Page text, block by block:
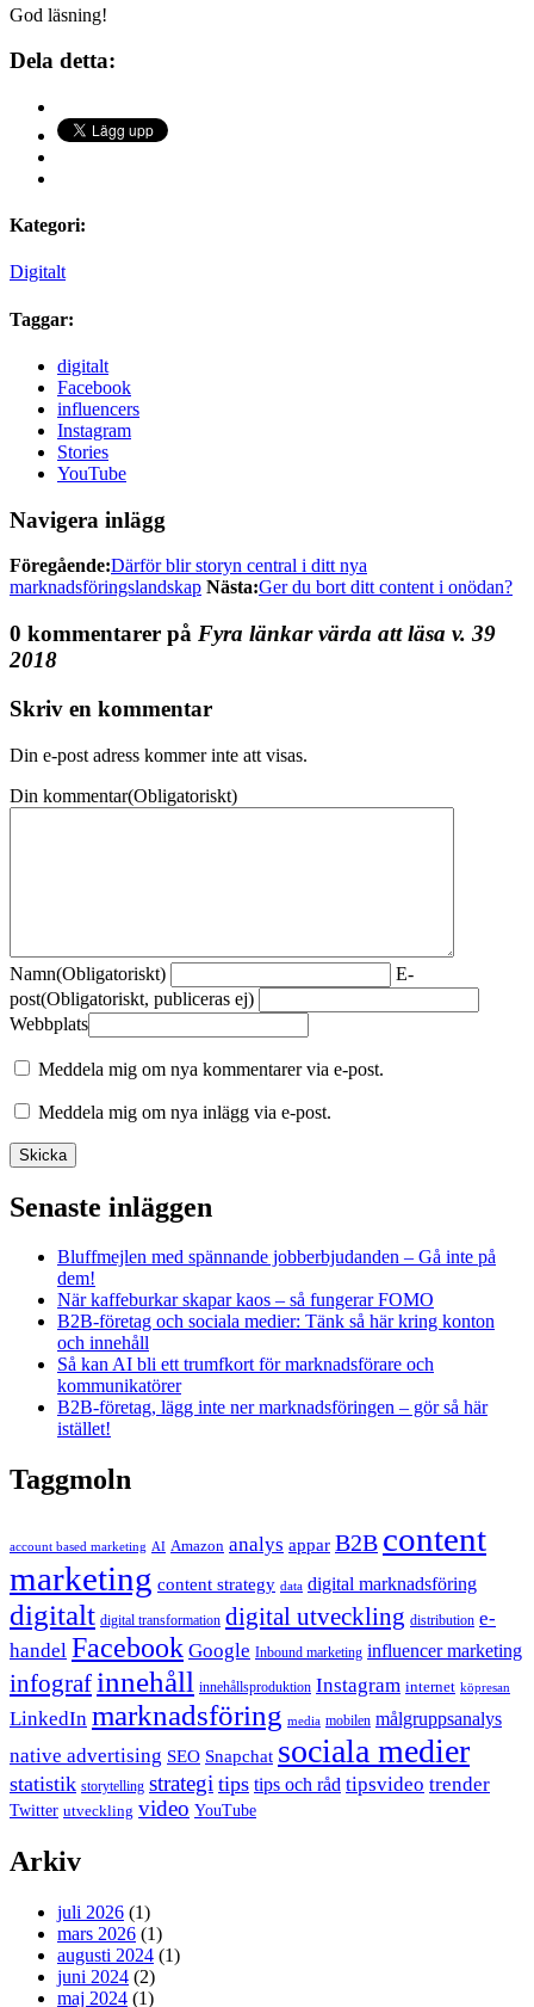
God läsning!
Dela detta:
Kategori:
Digitalt
Taggar:
digitalt
Facebook
influencers
Instagram
Stories
YouTube
Navigera inlägg
Föregående:Därför blir storyn central i ditt nya
marknadsföringslandskap Nästa:Ger du bort ditt content i onödan?
0 kommentarer på Fyra länkar värda att läsa v. 39
2018
Skriv en kommentar
Din e-post adress kommer inte att visas.
Din kommentar(Obligatoriskt)
Namn(Obligatoriskt)
E-
post(Obligatoriskt, publiceras ej)
Webbplats
Meddela mig om nya kommentarer via e-post.
Meddela mig om nya inlägg via e-post.
Senaste inläggen
Bluffmejlen med spännande jobberbjudanden – Gå inte på
dem!
När kaffeburkar skapar kaos – så fungerar FOMO
B2B-företag och sociala medier: Tänk så här kring konton
och innehåll
Så kan AI bli ett trumfkort för marknadsförare och
kommunikatörer
B2B-företag, lägg inte ner marknadsföringen – gör så här
istället!
Taggmoln
account based marketing AI Amazon analys appar B2B content
marketing content strategy data digital marknadsföring
digitalt digital transformation digital utveckling distribution e-
handel Facebook Google Inbound marketing influencer marketing
infograf innehåll innehållsproduktion Instagram internet köpresan
LinkedIn marknadsföring media mobilen målgruppsanalys
native advertising SEO Snapchat sociala medier
statistik storytelling strategi tips tips och råd tipsvideo trender
Twitter utveckling video YouTube
Arkiv
juli 2026 (1)
mars 2026 (1)
augusti 2024 (1)
juni 2024 (2)
maj 2024 (1)